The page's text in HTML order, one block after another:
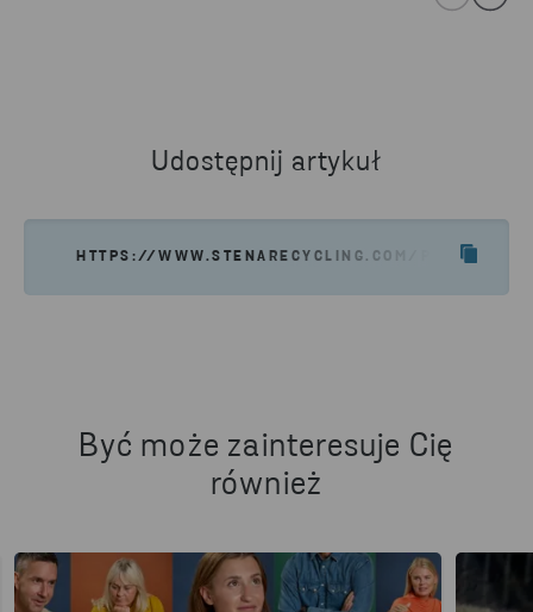
Udostępnij artykuł
HTTPS://WWW.STENARECYCLING.COM/PL/
Być może zainteresuje Cię
również